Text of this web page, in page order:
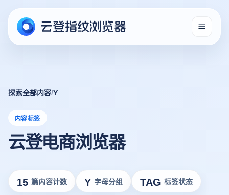
探索全部内容/Y
内容标签
云登电商浏览器
15 篇内容计数 Y 字母分组 TAG 标签状态